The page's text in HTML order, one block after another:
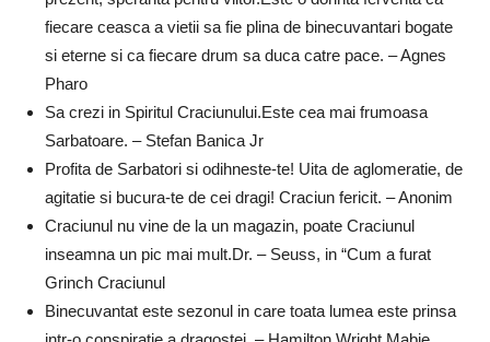
fiecare ceasca a vietii sa fie plina de binecuvantari bogate
si eterne si ca fiecare drum sa duca catre pace. – Agnes
Pharo
Sa crezi in Spiritul Craciunului.Este cea mai frumoasa
Sarbatoare. – Stefan Banica Jr
Profita de Sarbatori si odihneste-te! Uita de aglomeratie, de
agitatie si bucura-te de cei dragi! Craciun fericit. – Anonim
Craciunul nu vine de la un magazin, poate Craciunul
inseamna un pic mai mult.Dr. – Seuss, in “Cum a furat
Grinch Craciunul
Binecuvantat este sezonul in care toata lumea este prinsa